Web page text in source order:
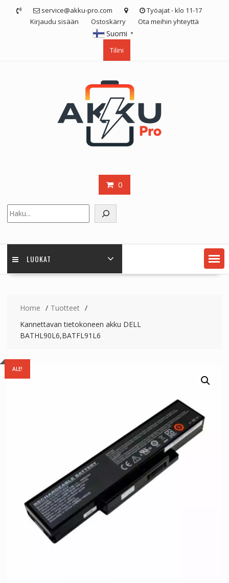
service@akku-pro.com
Työajat - klo 11-17
Kirjaudu sisään
Ostoskärry Ota meihin yhteyttä
Suomi ▼
Tilini
0
LUOKAT
Home
Tuotteet
Kannettavan tietokoneen akku DELL
BATHL90L6,BATFL91L6
ALE!